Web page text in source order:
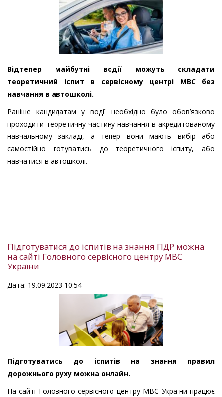
Відтепер майбутні водії можуть складати
теоретичний іспит в сервісному центрі МВС без
навчання в автошколі.
Раніше кандидатам у водії необхідно було обов’язково
проходити теоретичну частину навчання в акредитованому
навчальному закладі, а тепер вони мають вибір або
самостійно готуватись до теоретичного іспиту, або
навчатися в автошколі.
Підготуватися до іспитів на знання ПДР можна
на сайті Головного сервісного центру МВС
України
Дата: 19.09.2023 10:54
Підготуватись до іспитів на знання правил
дорожнього руху можна онлайн.
На сайті Головного сервісного центру МВС України працює